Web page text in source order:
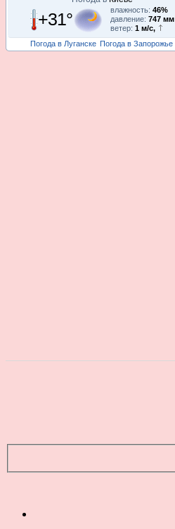
+31° влажность: 46%
давление: 747 мм
ветер: 1 м/с,
Погода в Луганске Погода в Запорожье